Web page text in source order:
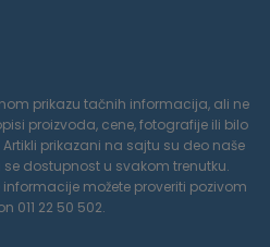
prikazu tačnih informacija, ali ne
proizvoda, cene, fotografije ili bilo
prikazani na sajtu su deo naše
dostupnost u svakom trenutku.
možete proveriti pozivom
011 22 50 502.